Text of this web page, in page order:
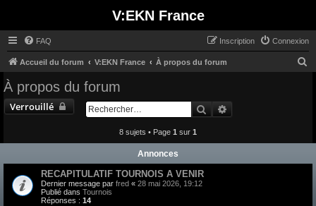
V:EKN France
FAQ Connexion
Inscription
Accueil du forum V:EKN France À propos du forum
r
c
À propos du forum
Verrouillé Rechercher
8 sujets • Page 1 sur 1
Annonces
RECAPITULATIF TOURNOIS A VENIR
Dernier message par fred « 28 mai 2026, 19:12
Publié dans Tournois
Réponses : 14